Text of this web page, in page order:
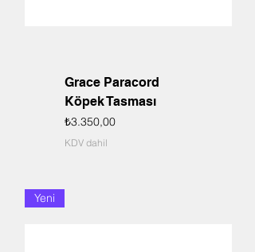
Grace Paracord
Köpek Tasması
Fiyat
₺3.350,00
KDV dahil
Yeni